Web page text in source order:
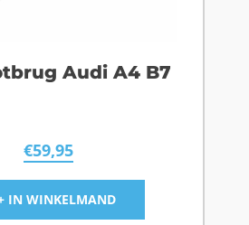
Audi A4 B7
€59,95
IN WINKELMAND